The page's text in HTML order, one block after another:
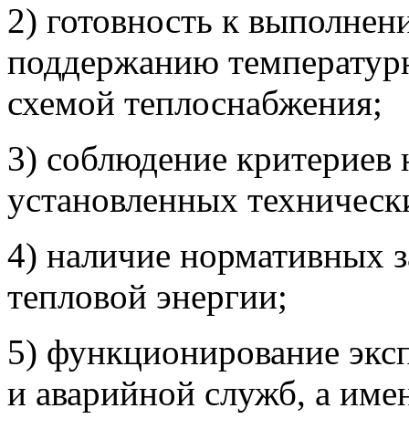
2) готовность к
поддержанию
схемой теплоснабжения;
3) соблюдение
установленных
4) наличие нормативных
тепловой энергии;
5) функционирование
и аварийной служб, а